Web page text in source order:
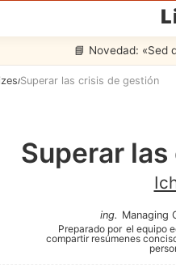
📘 Novedad: «Sed
/Superar las crisis de gestión
Superar
ing. Managing
Preparado por el equipo
compartir resúmenes